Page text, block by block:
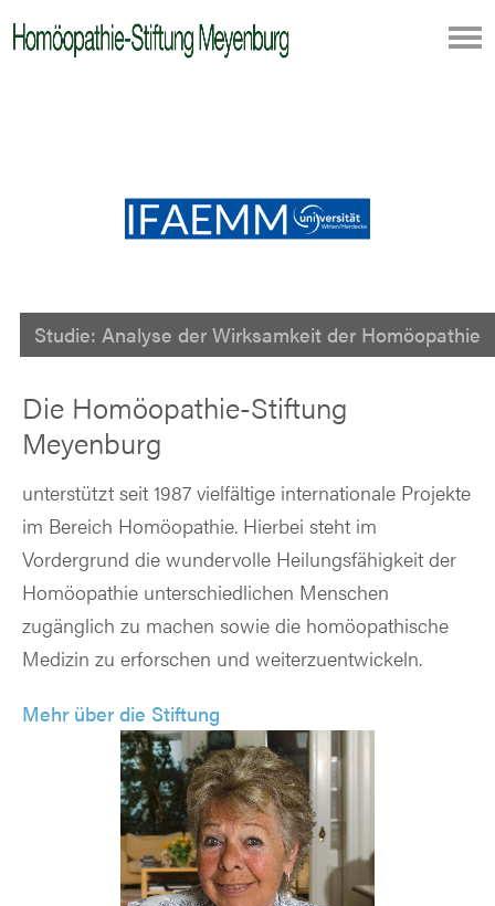
Studie: Analyse der Wirksamkeit der Homöopathie
Die Homöopathie-Stiftung
Meyenburg
unterstützt seit 1987 vielfältige internationale Projekte
im Bereich Homöopathie. Hierbei steht im
Vordergrund die wundervolle Heilungsfähigkeit der
Homöopathie unterschiedlichen Menschen
zugänglich zu machen sowie die homöopathische
Medizin zu erforschen und weiterzuentwickeln.
Mehr über die Stiftung